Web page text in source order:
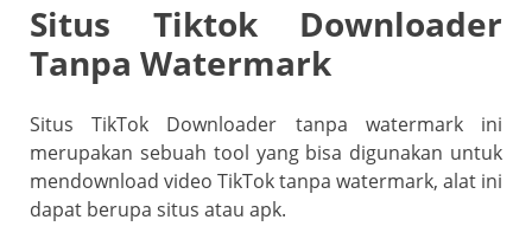
o
Situs Tiktok Downloader
Tanpa Watermark
Situs TikTok Downloader tanpa watermark ini
merupakan sebuah tool yang bisa digunakan untuk
mendownload video TikTok tanpa watermark, alat ini
dapat berupa situs atau apk.